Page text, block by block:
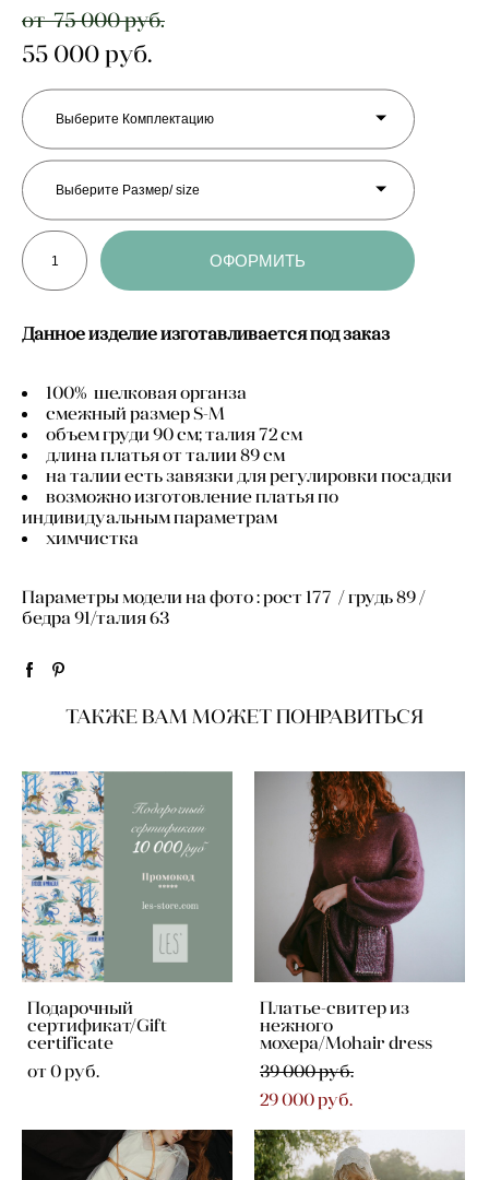
от 75 000 pуб.
55 000 pуб.
Выберите Комплектацию
Выберите Размер/ size
ОФОРМИТЬ
Данное изделие изготавливается под заказ
100% шелковая органза
смежный размер S-M
объем груди 90 см; талия 72 см
длина платья от талии 89 см
на талии есть завязки для регулировки посадки
возможно изготовление платья по
индивидуальным параметрам
химчистка
Параметры модели на фото : рост 177 / грудь 89 /
бедра 91/талия 63
ТАКЖЕ ВАМ МОЖЕТ ПОНРАВИТЬСЯ
Подарочный
сертификат/Gift
certificate
от 0 pуб.
Платье-свитер из
нежного
мохера/Mohair dress
39 000 pуб.
29 000 pуб.